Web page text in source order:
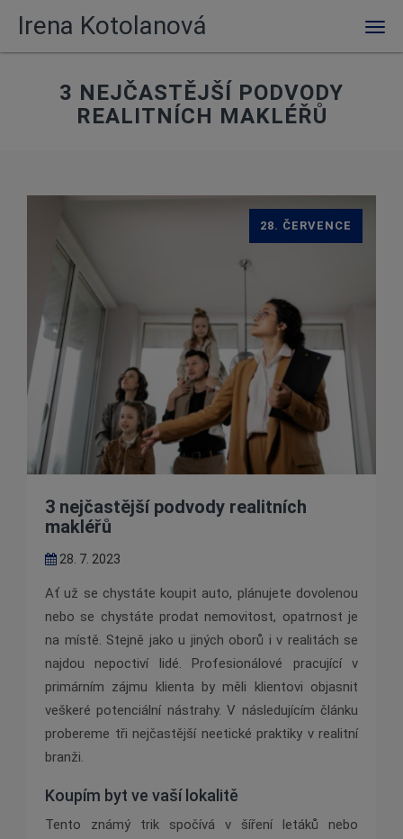
Irena Kotolanová
3 NEJČASTĚJŠÍ PODVODY
REALITNÍCH MAKLÉŘŮ
3 nejčastější podvody realitních
makléřů
28. 7. 2023
28. ČERVENCE
Ať už se chystáte koupit auto, plánujete dovolenou
nebo se chystáte prodat nemovitost, opatrnost je
na místě. Stejně jako u jiných oborů i v realitách se
najdou nepoctiví lidé. Profesionálové pracující v
primárním zájmu klienta by měli klientovi objasnit
veškeré potenciální nástrahy. V následujícím článku
probereme tři nejčastější neetické praktiky v realitní
branži.
Koupím byt ve vaší lokalitě
Tento známý trik spočívá v šíření letáků nebo